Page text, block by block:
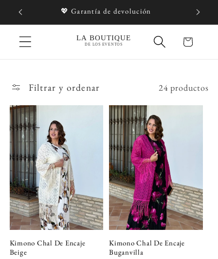
directamente
al contenido
💖 Garantía de devolución
Carrito
Filtrar y ordenar 24 productos
Kimono Chal De Encaje
Beige
Kimono Chal De Encaje
Buganvilla